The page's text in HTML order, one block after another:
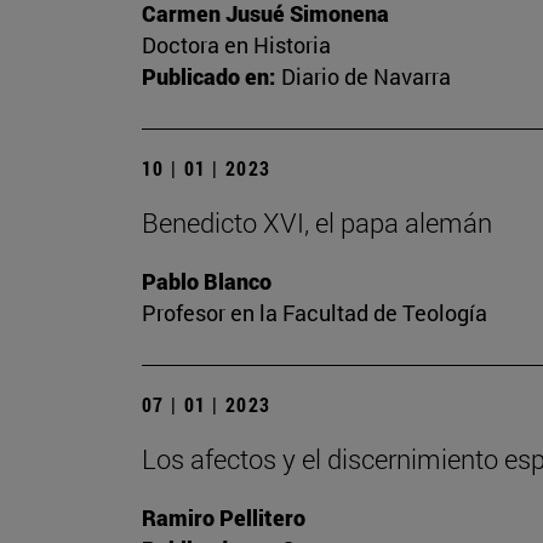
Carmen Jusué Simonena
Doctora en Historia
Publicado en: Diario de Navarra
10 | 01 | 2023
Benedicto XVI, el papa alemán
Pablo Blanco
Profesor en la Facultad de Teología
07 | 01 | 2023
Los afectos y el discernimiento
Ramiro Pellitero